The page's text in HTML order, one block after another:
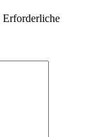
Erforderliche